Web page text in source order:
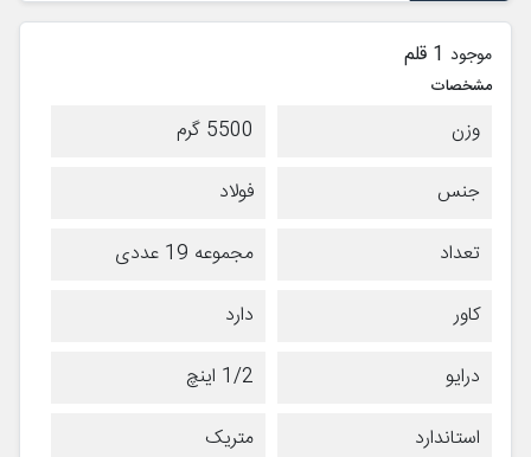
موجود 1 قلم
مشخصات
وزن
5500 گرم
جنس
فولاد
تعداد
مجموعه 19 عددی
کاور
دارد
درایو
1/2 اینچ
استاندارد
متریک